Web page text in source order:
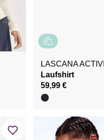
LASCANA
Laufshirt
59,99 €